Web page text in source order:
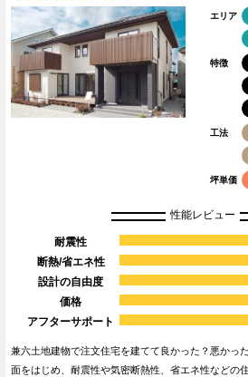
エリア
特徴
工法
坪単価
性能レビュー
耐震性
断熱/省エネ性
設計の自由度
価格
アフターサポート
兼六土地建物で注文住宅を建てて良かった？悪かっ
面をはじめ、耐震性や気密断熱性、省エネ性などの